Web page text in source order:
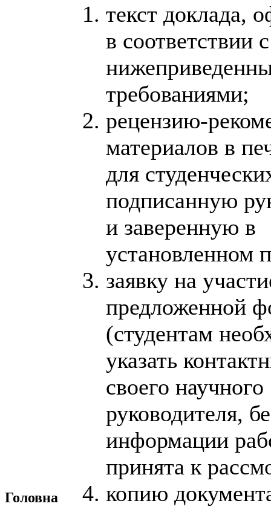
Головна
текст доклада,
в соответствии с
требованиями;
рецензию-
материалов в
для
подписанную
и заверенную в
установленном
заявку на
предложенной
(студентам
указать
своего научного
руководителя,
информации
принята к
копию